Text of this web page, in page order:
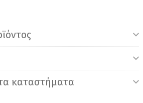
καταστήματα